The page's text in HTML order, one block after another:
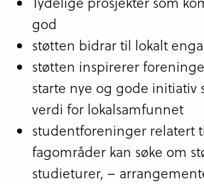
god
støtten bidrar til lokalt
støtten inspirerer
starte nye og gode initiativ
verdi for lokalsamfunnet
studentforeninger relatert
fagområder kan søke om
studieturer, –